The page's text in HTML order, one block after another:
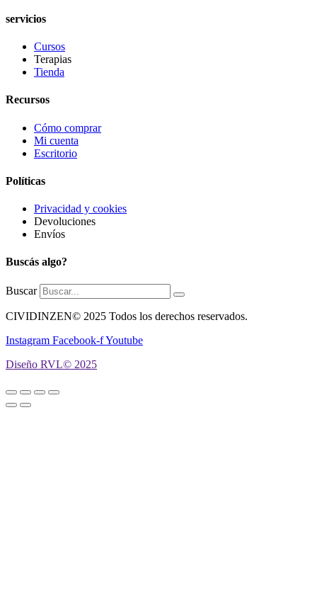
servicios
Cursos
Terapias
Tienda
Recursos
Cómo comprar
Mi cuenta
Escritorio
Políticas
Privacidad y cookies
Devoluciones
Envíos
Buscás algo?
Buscar
CIVIDINZEN© 2025 Todos los derechos reservados.
Instagram Facebook-fYoutube
Diseño RVL© 2025